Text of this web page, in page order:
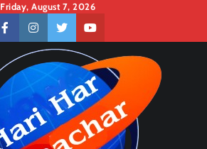
Friday, August 7, 2026
facebookinstagramtwitteryoutube